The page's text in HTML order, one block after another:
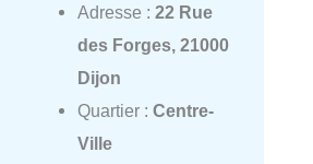
Adresse : 22 Rue
des Forges, 21000
Dijon
Quartier : Centre-
Ville